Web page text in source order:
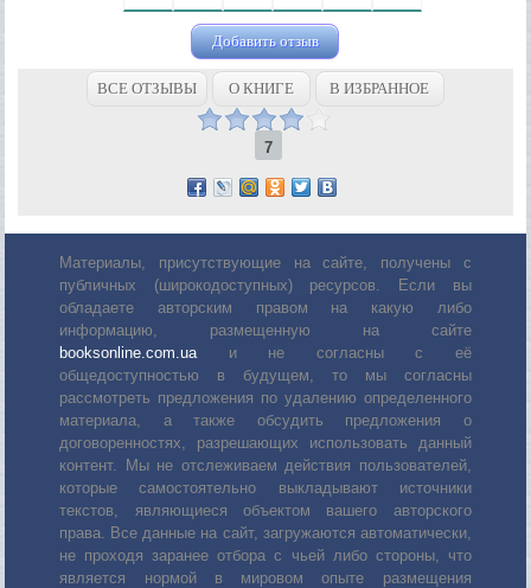
Добавить отзыв
ВСЕ ОТЗЫВЫ О КНИГЕ В ИЗБРАННОЕ
7
Материалы, присутствующие на сайте, получены с
публичных (широкодоступных) ресурсов. Если вы
обладаете авторским правом на какую либо
информацию, размещенную на сайте
booksonline.com.uaи не согласны с её
общедоступностью в будущем, то мы согласны
рассмотреть предложения по удалению определенного
материала, а также обсудить предложения о
договоренностях, разрешающих использовать данный
контент. Мы не отслеживаем действия пользователей,
которые самостоятельно выкладывают источники
текстов, являющиеся объектом вашего авторского
права. Все данные на сайт, загружаются автоматически,
не проходя заранее отбора с чьей либо стороны, что
является нормой в мировом опыте размещения